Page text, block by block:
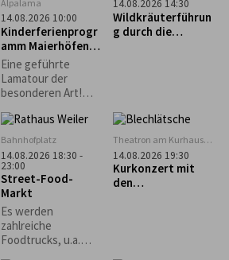
entdecken die
Schönheiten des
Nachthimmels.
Alpalama
14.08.2026 10:00
Kinderferienprogr
amm Maierhöfen:
Alpalama Familien-
Erlebniszeit
Eine geführte
Lamatour der
besonderen Art!
Familien Pro Familie
60 €.
14.08.2026 14:30
Wildkräuterführun
g durch die
Bahnhofplatz
14.08.2026 18:30 -
23:00
Street-Food-
Markt
Es werden
zahlreiche
Foodtrucks, u.a.
Theatron am Kurhaus
Scheidegg
14.08.2026 19:30
Kurkonzert mit
den